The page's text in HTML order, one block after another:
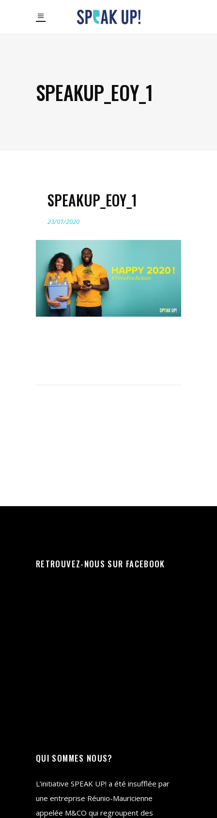
SPEAKUP_EOY_1
SPEAKUP_EOY_1
23/01/2020
RETROUVEZ-NOUS SUR FACEBOOK
QUI SOMMES NOUS?
L’initiative SPEAK UP! a été insufflée par
une entreprise Réunio-Mauricienne
appelée M&CO qui regroupent des